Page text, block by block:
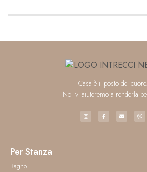
Casa è il posto del cuore.
Noi vi aiuteremo a renderla
Per Stanza
Bagno